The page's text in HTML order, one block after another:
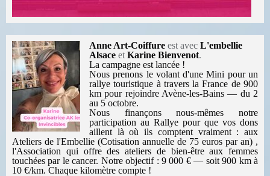
Anne Art-Coiffure est avec L'embellie
Alsace et Karine Bienvenot.
La campagne est lancée !
Nous prenons le volant d'une Mini pour un
rallye touristique à travers la France de 900
km pour rejoindre Avène-les-Bains — du 2
au 5 octobre.
Nous finançons nous-mêmes notre
participation au Rallye pour que vos dons
aillent là où ils comptent vraiment : aux
Ateliers de l'Embellie (Cotisation annuelle de 75 euros par an) ,
l'Association qui offre des ateliers de bien-être aux femmes
touchées par le cancer. Notre objectif : 9 000 € — soit 900 km à
10 €/km. Chaque kilomètre compte !